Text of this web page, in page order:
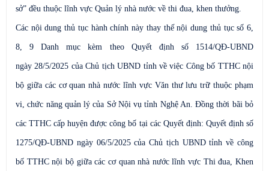
sở” đều thuộc lĩnh vực Quản lý nhà nước về thi đua, khen thưởng.
Các nội dung thủ tục hành chính này thay thế nội dung thủ tục số 6,
8, 9Danh mục kèm theo Quyết định số 1514/QĐ-UBND
ngày28/5/2025 của Chủ tịchUBND tỉnh về việc Công bố TTHCnội
bộ giữa các cơ quan nhà nước lĩnh vực Văn thư lưu trữ thuộc phạm
vi, chức năng quản lý của Sở Nội vụ tỉnh Nghệ An. Đồng thời bãi bỏ
các TTHC cấp huyện được công bố tại các Quyết định: Quyết định số
1275/QĐ-UBND ngày 06/5/2025 củaChủ tịch UBND tỉnh về công
bố TTHC nội bộ giữa các cơ quan nhà nước lĩnh vực Thi đua, Khen